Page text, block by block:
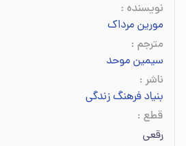
نویسنده :
مورین مرداک
مترجم :
سیمین موحد
ناشر :
بنیاد فرهنگ زندگی
قطع :
رقعی